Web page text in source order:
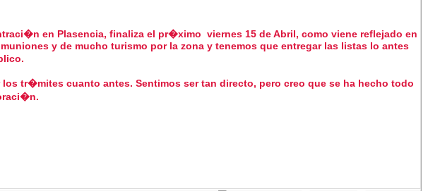
en Plasencia, finaliza el pr�ximo viernes 15 de Abril, como viene reflejado en
y de mucho turismo por la zona y tenemos que entregar las listas lo antes
tr�mites cuanto antes. Sentimos ser tan directo, pero creo que se ha hecho todo